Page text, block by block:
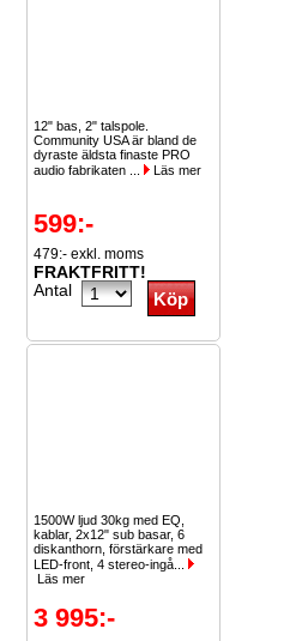
12" bas, 2" talspole.
Community USA är bland de
dyraste äldsta finaste PRO
audio fabrikaten ...
Läs mer
599:-
479:- exkl. moms
FRAKTFRITT!
Antal
1500W ljud 30kg med EQ,
kablar, 2x12" sub basar, 6
diskanthorn, förstärkare med
LED-front, 4 stereo-ingå...
Läs mer
3 995:-